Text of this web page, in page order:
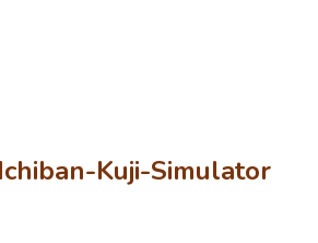
Kuji-Simulator